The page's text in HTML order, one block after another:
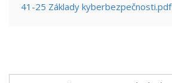
41-25 Základy kyberbezpečnosti.pdf